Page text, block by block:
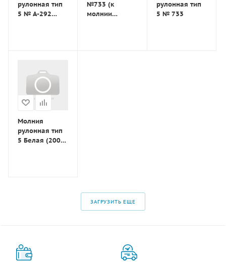
рулонная тип
5 № А-292
№733 (к
молнии
рулонная тип
5 № 733
Молния
рулонная тип
5 Белая (200
ЗАГРУЗИТЬ ЕЩЕ